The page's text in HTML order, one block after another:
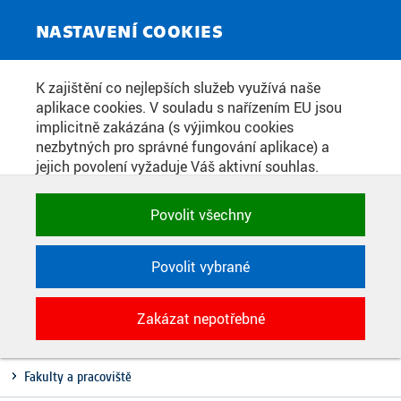
NASTAVENÍ COOKIES
K zajištění co nejlepších služeb využívá naše
aplikace cookies. V souladu s nařízením EU jsou
implicitně zakázána (s výjimkou cookies
nezbytných pro správné fungování aplikace) a
jejich povolení vyžaduje Váš aktivní souhlas.
zakázat, případně vybrat a povolit cookies podle
kategorie. Svoje rozhodnutí můžete samozřejmě
kdykoli změnit.
POTŘEBNÉ
Technické cookies využívané aplikacemi
ČVUT pro uchování jejich nastavení,
vlastností a identifikátorů relace. Jsou
nezbytné pro správné fungování a jsou
Povolit všechny
Povolit vybrané
Zakázat nepotřebné
You are here
Home »O univerzitě »Rozvoj
STRUKTURÁLNÍ FONDY
Administrativní podpora projektového řízení strukturálních fondů EU je
zajišťována odborem strukturálních fondů. Více informací naleznete
stránkách odboru strukturálních fondů.
Vlastník stránky:
Fakulty a pracoviště